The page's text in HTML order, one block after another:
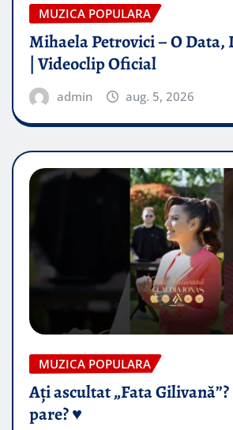
MUZICA POPULARA
Mihaela Petrovici – O Data,
| Videoclip Oficial
admin aug. 5, 2026
MUZICA POPULARA
Ați ascultat „Fata
pare? ♥️